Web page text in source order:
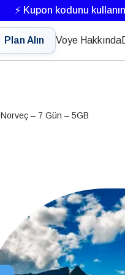
⚡ Kupon kodunu kullanın
Plan Alın Voye Hakkında
Norveç – 7 Gün – 5GB